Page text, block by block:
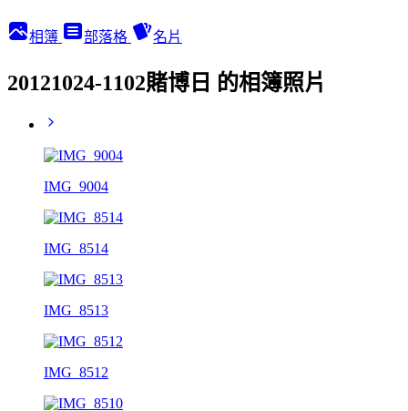
相簿 部落格 名片
20121024-1102賭博日 的相簿照片
IMG_9004
IMG_8514
IMG_8513
IMG_8512